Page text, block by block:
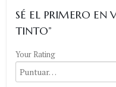
SÉ EL PRIMERO EN
TINTO”
Your Rating